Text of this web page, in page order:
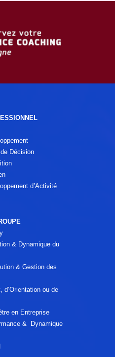
Décision
d’Activité
& Dynamique du
& Gestion des
d’Orientation ou de
en Entreprise
& Dynamique